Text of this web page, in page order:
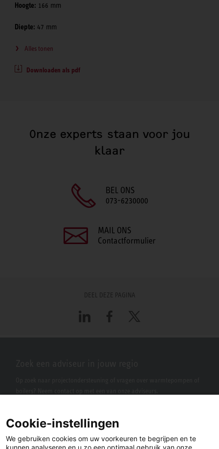
Hoogte: 166 mm
Diepte: 47 mm
Alles tonen
Downloaden als pdf
Onze experts staan voor jou
klaar
BEL ONS
073-6230000
MAIL ONS
Contactformulier
DEEL DEZE PAGINA
LinkedIn FacebookX
Cookie-instellingen
We gebruiken cookies om uw voorkeuren te begrijpen en te
kunnen analyseren en u zo een optimaal gebruik van onze